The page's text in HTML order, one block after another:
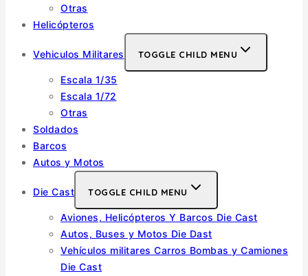
Otras
Helicópteros
Vehiculos Militares TOGGLE CHILD MENU
Escala 1/35
Escala 1/72
Otras
Soldados
Barcos
Autos y Motos
Die Cast TOGGLE CHILD MENU
Aviones, Helicópteros Y Barcos Die Cast
Autos, Buses y Motos Die Dast
Vehículos militares Carros Bombas y Camiones
Die Cast